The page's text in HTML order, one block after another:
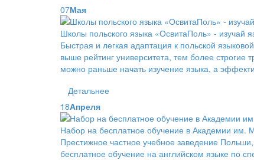
07Мая
Школы польского языка «ОсвитаПоль» - изучай
Быстрая и легкая адаптация к польской
выше рейтинг университета, тем более
можно раньше начать изучение языка, а
Детальнее
18Апреля
Набор на бесплатное обучение в Академии им.
Престижное частное учебное заведение
бесплатное обучение на английском языке по